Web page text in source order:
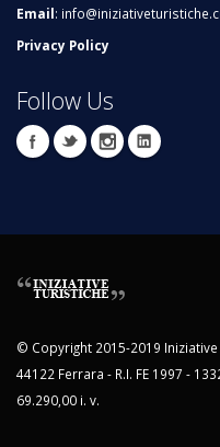
Email:
Privacy Policy
Follow Us
© Copyright 2015-2019
44122 Ferrara - R.I. FE 1997 -
69.290,00 i. v.